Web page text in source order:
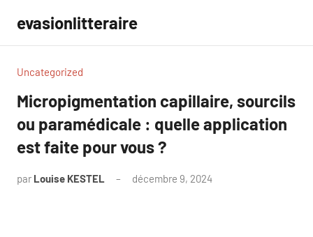
contenu
evasionlitteraire
Uncategorized
Micropigmentation capillaire, sourcils
ou paramédicale : quelle application
est faite pour vous ?
par Louise KESTEL décembre 9, 2024